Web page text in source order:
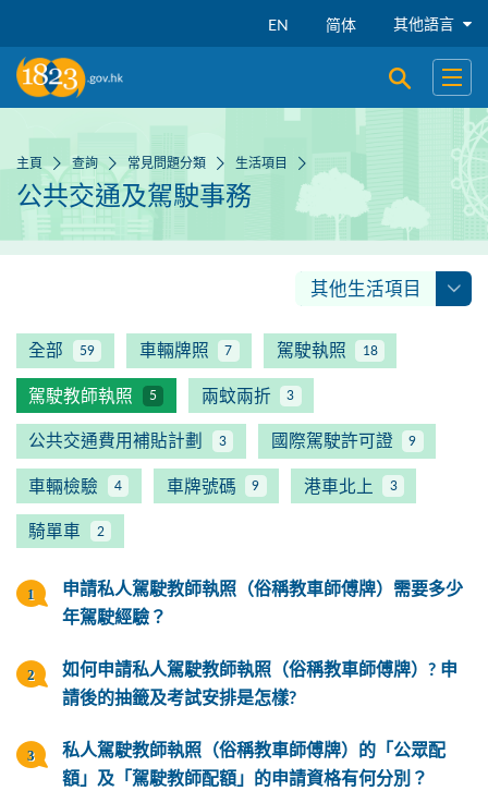
EN 简体 其他語言
開啟搜尋
開啟
主頁 查詢 常見問題分類 生活項目
公共交通及駕駛事務
其他生活項目
全部 59 車輛牌照 7 駕駛執照 18
駕駛教師執照 5 兩蚊兩折 3
公共交通費用補貼計劃 3 國際駕駛許可證 9
車輛檢驗 4 車牌號碼 9 港車北上 3
騎單車 2
申請私人駕駛教師執照（俗稱教車師傅牌）需要多少
年駕駛經驗？
如何申請私人駕駛教師執照（俗稱教車師傅牌）? 申
請後的抽籤及考試安排是怎樣?
私人駕駛教師執照（俗稱教車師傅牌）的「公眾配
額」及「駕駛教師配額」的申請資格有何分別？